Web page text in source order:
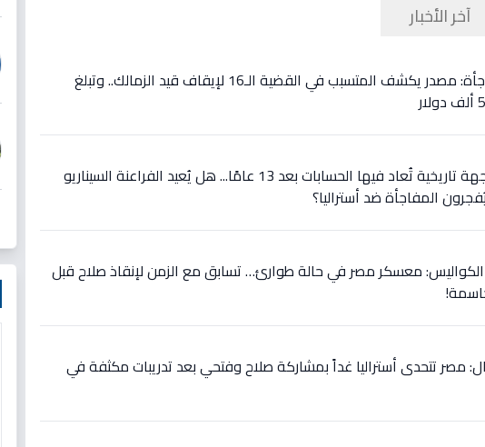
آخر الأخبار
فيديو: مفاجأة: مصدر يكشف المتسبب في القضية الـ16 لإيقاف قيد الزمالك.. وتبلغ
عاجل: مواجهة تاريخية تُعاد فيها الحسابات بعد 13 عامًا... هل يُعيد الفراعنة السيناريو
المفاجأة ضد أستراليا؟
معسكر مصر في حالة طوارئ… تسابق مع الزمن لإنقاذ صلاح قبل
مصر تتحدى أستراليا غداً بمشاركة صلاح وفتحي بعد تدريبات مكثفة في